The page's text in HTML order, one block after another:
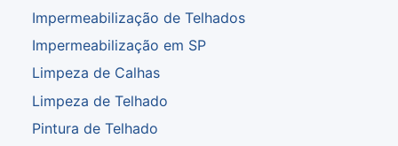
Impermeabilização de Telhados
Impermeabilização em SP
Limpeza de Calhas
Limpeza de Telhado
Pintura de Telhado